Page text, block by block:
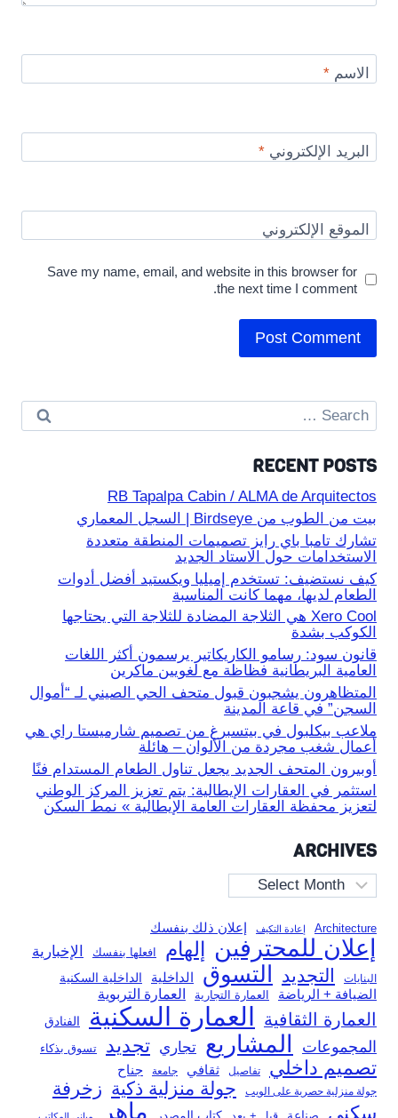
الاسم*
البريد الإلكتروني*
الموقع الإلكتروني
Save my name, email, and website in this browser for
the next time I comment.
Search
for:
RECENT POSTS
RB Tapalpa Cabin / ALMA de Arquitectos
بيت من الطوب من Birdseye | السجل المعماري
تشارك تامبا باي رايز تصميمات المنطقة متعددة
الاستخدامات حول الاستاد الجديد
كيف نستضيف: تستخدم إميليا ويكستيد أفضل أدوات
الطعام لديها، مهما كانت المناسبة
Xero Cool هي الثلاجة المضادة للثلاجة التي يحتاجها
الكوكب بشدة
قانون سود: رسامو الكاريكاتير يرسمون أكثر اللغات
العامية البريطانية فظاظة مع لغويين ماكرين
المتظاهرون يشجبون قبول متحف الحي الصيني لـ “أموال
السجن” في قاعة المدينة
ملاعب بيكلبول في بيتسبرغ من تصميم شارميستا راي هي
أعمال شغب مجردة من الألوان – هائلة
أوبيرون المتحف الجديد يجعل تناول الطعام المستدام فنًا
استثمر في العقارات الإيطالية: يتم تعزيز المركز الوطني
لتعزيز محفظة العقارات العامة الإيطالية » نمط السكن
ARCHIVES
Archives
Architecture إعادة التكيف إعلان ذلك بنفسك
إعلان للمحترفين إلهام افعلها بنفسك الإخبارية
البنايات التجديد التسوق الداخلية الداخلية السكنية
الضيافة + الرياضة العمارة التجارية العمارة التربوية
العمارة الثقافية العمارة السكنية الفنادق
المجموعات المشاريع تجاري تجديد تسوق بذكاء
تصميم داخلي تفاصيل ثقافي جامعة جناح
جولة منزلية حصرية على الويب جولة منزلية ذكية زخرفة
سكني ماهر